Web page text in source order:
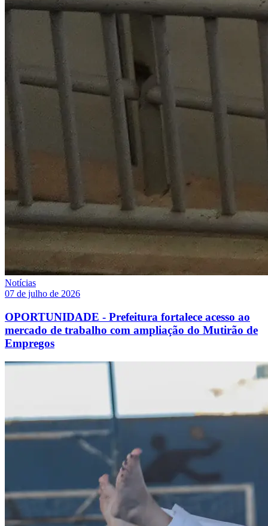
Notícias
07 de julho de 2026
OPORTUNIDADE - Prefeitura fortalece acesso ao
mercado de trabalho com ampliação do Mutirão de
Empregos